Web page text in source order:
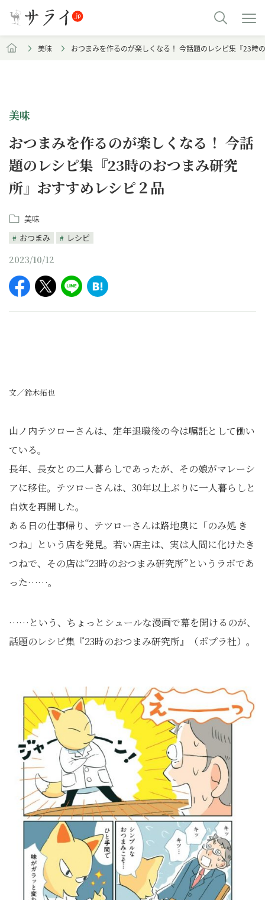
美味 おつまみを作るのが楽しくなる！ 今話題のレシピ集『23時
美味
おつまみを作るのが楽しくなる！ 今話
題のレシピ集『23時のおつまみ研究
所』おすすめレシピ２品
美味
おつまみ
レシピ
2023/10/12
文／鈴木拓也
山ノ内テツローさんは、定年退職後の今は嘱託として働い
ている。
長年、長女との二人暮らしであったが、その娘がマレーシ
アに移住。テツローさんは、30年以上ぶりに一人暮らしと
自炊を再開した。
ある日の仕事帰り、テツローさんは路地奥に「のみ処 き
つね」という店を発見。若い店主は、実は人間に化けたき
つねで、その店は“23時のおつまみ研究所”というラボであ
った……。
……という、ちょっとシュールな漫画で幕を開けるのが、
話題のレシピ集『23時のおつまみ研究所』（ポプラ社）。